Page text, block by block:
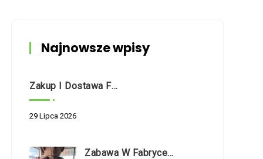
Najnowsze wpisy
Zakup I Dostawa Fabrycznie Nowego Samochodu Dostawczego O Napędzie Hybrydowym Na Potrzeby Dziennego Domu Pomocy Społecznej W Białymstoku Przy Ul. Nowogródzkiej 5/1
29 Lipca 2026
Zabawa W Fabryce Misia